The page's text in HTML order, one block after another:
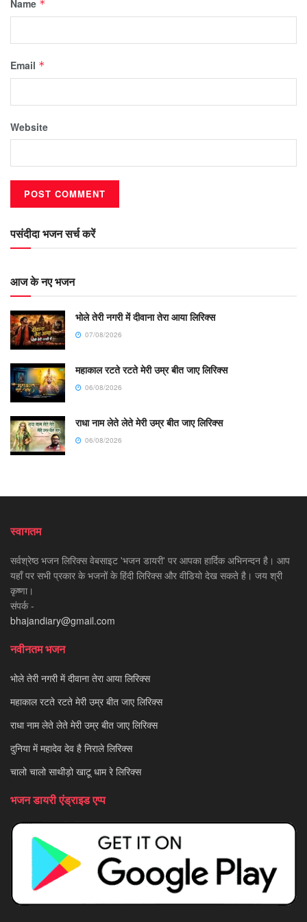
Name *
Email *
Website
पसंदीदा भजन सर्च करें
आज के नए भजन
भोले तेरी नगरी में दीवाना तेरा आया लिरिक्स
07/08/2026
महाकाल रटते रटते मेरी उम्र बीत जाए लिरिक्स
06/08/2026
राधा नाम लेते लेते मेरी उम्र बीत जाए लिरिक्स
06/08/2026
स्वागतम
सर्वश्रेष्ठ भजन लिरिक्स वेबसाइट 'भजन डायरी' पर आपका हार्दिक अभिनन्दन है। आप
यहाँ पर सभी प्रकार के भजनों के हिंदी लिरिक्स और वीडियो देख सकते है। जय श्री
कृष्णा।
संपर्क -
bhajandiary@gmail.com
नवीनतम भजन
भोले तेरी नगरी में दीवाना तेरा आया लिरिक्स
महाकाल रटते रटते मेरी उम्र बीत जाए लिरिक्स
राधा नाम लेते लेते मेरी उम्र बीत जाए लिरिक्स
दुनिया में महादेव देव है निराले लिरिक्स
चालो चालो साथीड़ो खाटू धाम रे लिरिक्स
भजन डायरी एंड्राइड एप्प